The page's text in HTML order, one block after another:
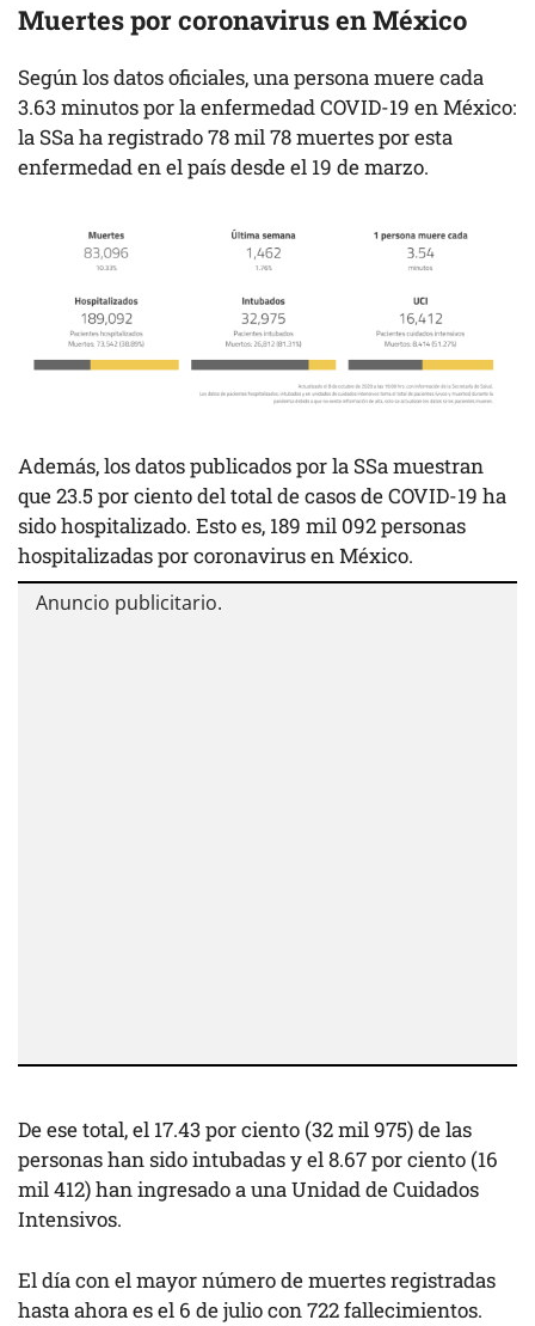
Muertes por coronavirus en México
Según los datos oficiales, una persona muere cada
3.63 minutos por la enfermedad COVID-19 en México:
la SSa ha registrado 78 mil 78 muertes por esta
enfermedad en el país desde el 19 de marzo.
Además, los datos publicados por la SSa muestran
que 23.5 por ciento del total de casos de COVID-19 ha
sido hospitalizado. Esto es, 189 mil 092 personas
hospitalizadas por coronavirus en México.
De ese total, el 17.43 por ciento (32 mil 975) de las
personas han sido intubadas y el 8.67 por ciento (16
mil 412) han ingresado a una Unidad de Cuidados
Intensivos.
El día con el mayor número de muertes registradas
hasta ahora es el 6 de julio con 722 fallecimientos.